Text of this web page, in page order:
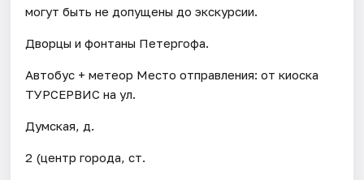
могут быть не допущены до экскурсии.
Дворцы и фонтаны Петергофа.
Автобус + метеор Место отправления: от киоска
ТУРСЕРВИС на ул.
Думская, д.
2 (центр города, ст.